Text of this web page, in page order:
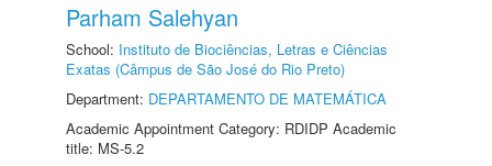
Parham Salehyan
School: Instituto de Biociências, Letras e Ciências
Exatas (Câmpus de São José do Rio Preto)
Department: DEPARTAMENTO DE MATEMÁTICA
Academic Appointment Category: RDIDP Academic
title: MS-5.2